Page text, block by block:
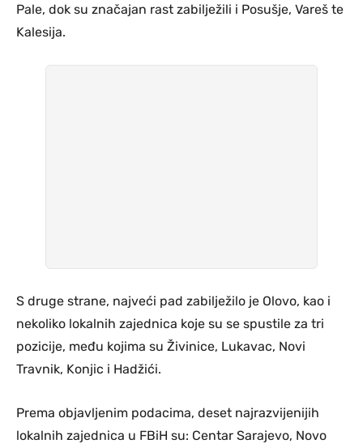
Pale, dok su značajan rast zabilježili i Posušje, Vareš te
Kalesija.
S druge strane, najveći pad zabilježilo je Olovo, kao i
nekoliko lokalnih zajednica koje su se spustile za tri
pozicije, među kojima su Živinice, Lukavac, Novi
Travnik, Konjic i Hadžići.
Prema objavljenim podacima, deset najrazvijenijih
lokalnih zajednica u FBiH su: Centar Sarajevo, Novo